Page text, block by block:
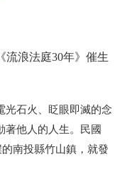
流浪法庭30年》催生
光石火、眨眼即滅的念
著他人的人生。民國
南投縣竹山鎮，就發